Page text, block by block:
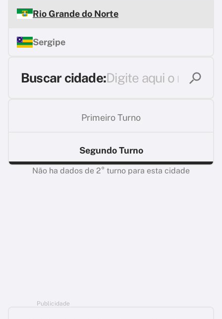
Rio Grande do Norte
Sergipe
Buscar cidade:
Primeiro Turno
Segundo Turno
Não ha dados de 2° turno para esta cidade
Publicidade